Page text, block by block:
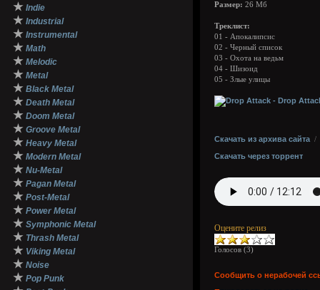
★ Indie
★ Industrial
★ Instrumental
★ Math
★ Melodic
★ Metal
★ Black Metal
★ Death Metal
★ Doom Metal
★ Groove Metal
★ Heavy Metal
★ Modern Metal
★ Nu-Metal
★ Pagan Metal
★ Post-Metal
★ Power Metal
★ Symphonic Metal
★ Thrash Metal
★ Viking Metal
★ Noise
★ Pop Punk
Размер: 26 Мб
Треклист:
01 - Апокалипсис
02 - Черный список
03 - Охота на ведьм
04 - Шизоид
05 - Злые улицы
Скачать из архива сайта /
Скачать через торрент
Оцените релиз
Голосов (3)
Сообщить о нерабочей